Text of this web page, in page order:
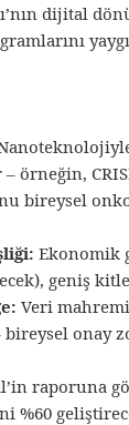
dijital
örneğin,
bireysel
Ekonomik
geniş
Veri
bireysel onay
raporuna
%60